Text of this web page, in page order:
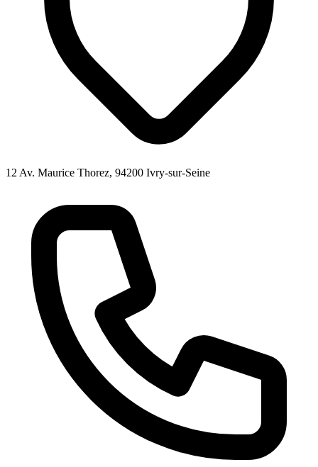
12 Av. Maurice Thorez, 94200 Ivry-sur-Seine